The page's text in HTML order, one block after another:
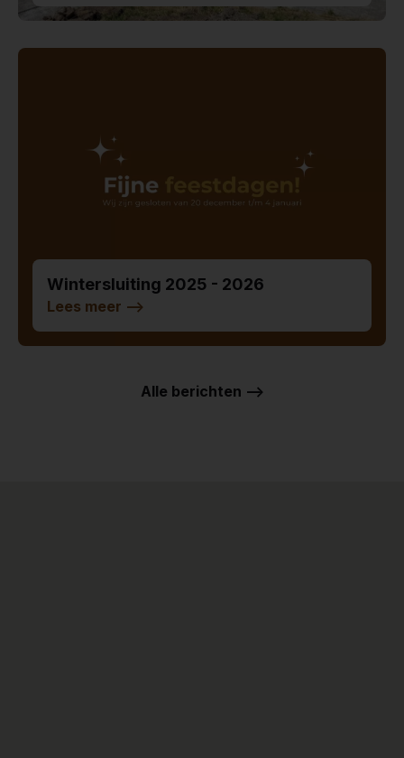
Wintersluiting 2025 - 2026
Lees meer -->
Alle berichten -->